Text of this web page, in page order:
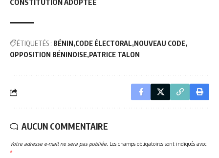
CONSTITUTION ADOPTÉE
ÉTIQUETÉS : BÉNIN CODE ÉLECTORAL NOUVEAU CODE
OPPOSITION BÉNINOISE PATRICE TALON
AUCUN COMMENTAIRE
Votre adresse e-mail ne sera pas publiée. Les champs obligatoires sont indiqués avec
*